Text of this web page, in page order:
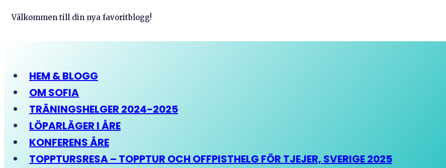
Välkommen till din nya favoritblogg!
HEM & BLOGG
OM SOFIA
TRÄNINGSHELGER 2024-2025
LÖPARLÄGER I ÅRE
KONFERENS ÅRE
TOPPTURSRESA – TOPPTUR OCH OFFPISTHELG FÖR TJEJER, SVERIGE 2025